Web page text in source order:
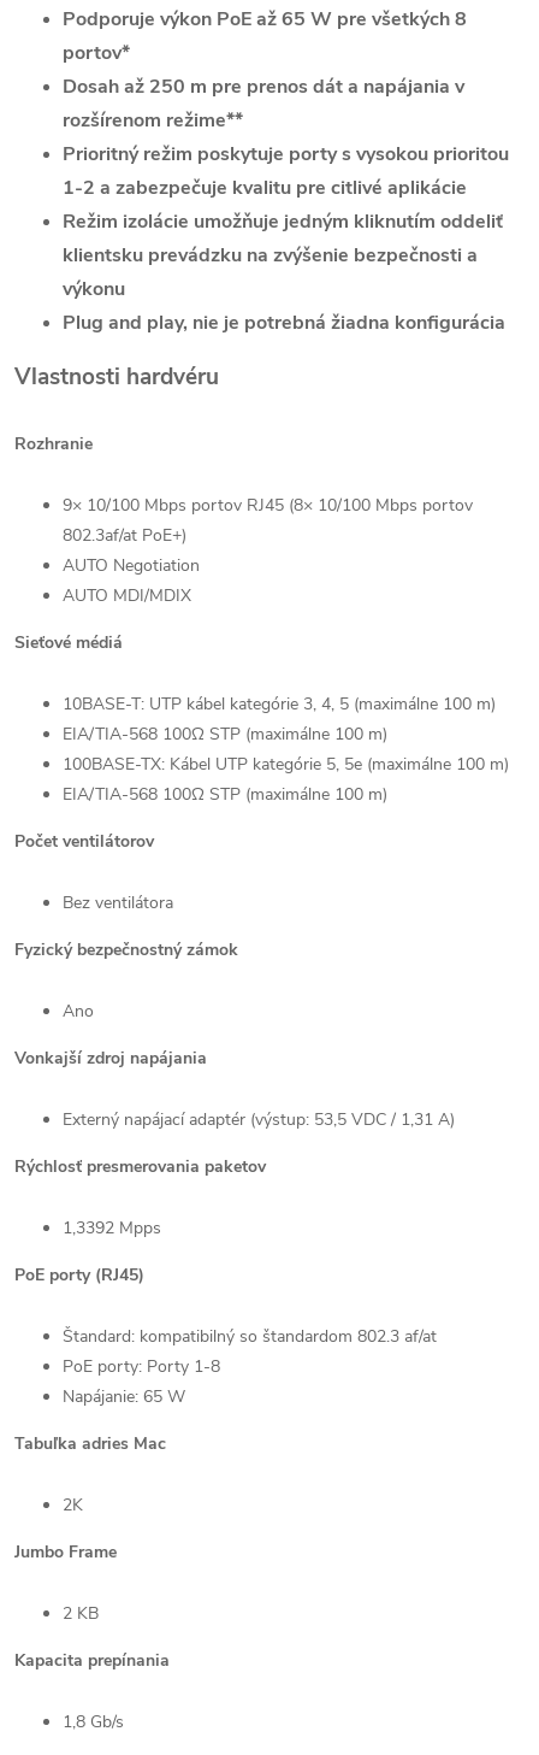
Podporuje výkon PoE až 65 W pre všetkých 8
portov*
Dosah až 250 m pre prenos dát a napájania v
rozšírenom režime**
Prioritný režim poskytuje porty s vysokou prioritou
1-2 a zabezpečuje kvalitu pre citlivé aplikácie
Režim izolácie umožňuje jedným kliknutím oddeliť
klientsku prevádzku na zvýšenie bezpečnosti a
výkonu
Plug and play, nie je potrebná žiadna konfigurácia
Vlastnosti hardvéru
Rozhranie
9× 10/100 Mbps portov RJ45 (8× 10/100 Mbps portov
802.3af/at PoE+)
AUTO Negotiation
AUTO MDI/MDIX
Sieťové médiá
10BASE-T: UTP kábel kategórie 3, 4, 5 (maximálne 100 m)
EIA/TIA-568 100Ω STP (maximálne 100 m)
100BASE-TX: Kábel UTP kategórie 5, 5e (maximálne 100 m)
EIA/TIA-568 100Ω STP (maximálne 100 m)
Počet ventilátorov
Bez ventilátora
Fyzický bezpečnostný zámok
Ano
Vonkajší zdroj napájania
Externý napájací adaptér (výstup: 53,5 VDC / 1,31 A)
Rýchlosť presmerovania paketov
1,3392 Mpps
PoE porty (RJ45)
Štandard: kompatibilný so štandardom 802.3 af/at
PoE porty: Porty 1-8
Napájanie: 65 W
Tabuľka adries Mac
2K
Jumbo Frame
2 KB
Kapacita prepínania
1,8 Gb/s